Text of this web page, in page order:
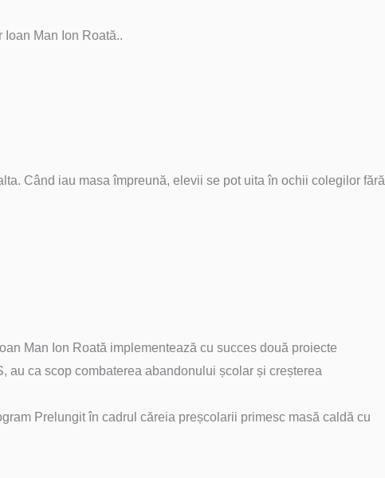
Man Ion Roată..
Când iau masa împreună, elevii se pot uita în ochii colegilor fără
Man Ion Roată implementează cu succes două proiecte
au ca scop combaterea abandonului școlar și creșterea
Prelungit în cadrul căreia preșcolarii primesc masă caldă cu